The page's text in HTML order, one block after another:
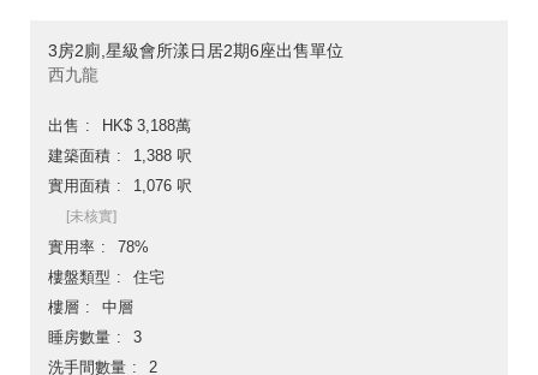
3房2廁,星級會所漾日居2期6座出售單位
西九龍
出售
HK$ 3,188萬
建築面積
1,388 呎
實用面積
1,076 呎
[未核實]
實用率
78%
樓盤類型
住宅
樓層
中層
睡房數量
3
洗手間數量
2